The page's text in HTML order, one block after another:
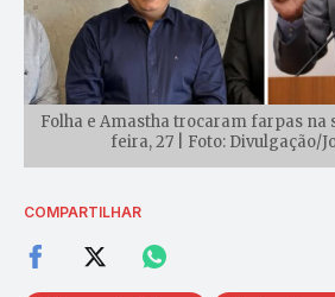
Folha e Amastha trocaram farpas na
feira, 27 | Foto: Divulgação/
COMPARTILHAR